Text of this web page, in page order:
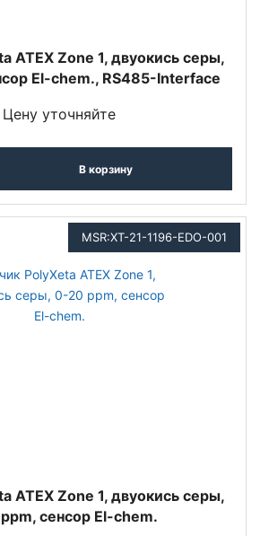
ATEX Zone 1, двуокись серы,
El-chem., RS485-Interface
Цену уточняйте
В корзину
MSR:XT-21-1196-EDO-001
ATEX Zone 1, двуокись серы,
сенсор El-chem.